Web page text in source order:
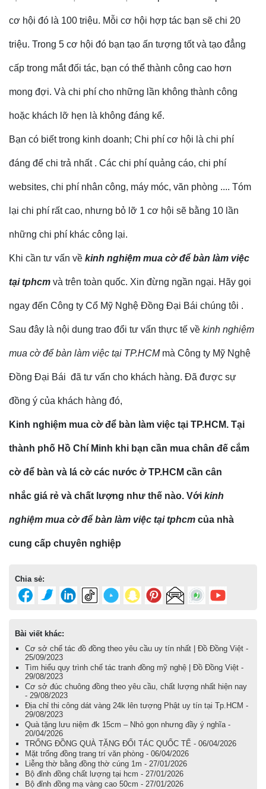
cơ hội đó là 100 triệu. Mỗi cơ hội hợp tác bạn sẽ chi 20
triệu. Trong 5 cơ hội đó bạn tạo ấn tượng tốt và tạo đẳng
cấp trong mắt đối tác, bạn có thể thành công cao hơn
mong đợi. Và chi phí cho những lần không thành công
hoặc khách lỡ hẹn là không đáng kể.
Bạn có biết trong kinh doanh; Chi phí cơ hội là chi phí
đáng để chi trả nhất . Các chi phí quảng cáo, chi phí
websites, chi phí nhân công, máy móc, văn phòng .... Tóm
lại chi phí rất cao, nhưng bỏ lỡ 1 cơ hội sẽ bằng 10 lần
những chi phí khác công lại.
Khi cần tư vấn về kinh nghiệm mua cờ để bàn làm việc
tại tphcm và trên toàn quốc. Xin đừng ngần ngại. Hãy gọi
ngay đến Công ty Cổ Mỹ Nghệ Đồng Đại Bái chúng tôi .
Sau đây là nội dung trao đổi tư vấn thực tế về kinh nghiệm
mua cờ để bàn làm việc tại TP.HCMmà Công ty Mỹ Nghệ
Đồng Đại Bái đã tư vấn cho khách hàng. Đã được sự
đồng ý của khách hàng đó,
Kinh nghiệm mua cờ để bàn làm việc tại TP.HCM. Tại
thành phố Hồ Chí Minh khi bạn cần mua chân đế cắm
cờ để bàn và lá cờ các nước ở TP.HCM cần cân
nhắc giá rẻ và chất lượng như thế nào. Với kinh
nghiệm mua cờ để bàn làm việc tại tphcm của nhà
cung cấp chuyên nghiệp
Chia sẻ:
Bài viết khác:
Cơ sở chế tác đồ đồng theo yêu cầu uy tín nhất | Đồ Đồng Việt -
25/09/2023
Tìm hiểu quy trình chế tác tranh đồng mỹ nghệ | Đồ Đồng Việt -
29/08/2023
Cơ sở đúc chuông đồng theo yêu cầu, chất lượng nhất hiện nay
- 29/08/2023
Địa chỉ thi công dát vàng 24k lên tượng Phật uy tín tại Tp.HCM -
29/08/2023
Quà tặng lưu niệm đk 15cm – Nhỏ gọn nhưng đầy ý nghĩa -
20/04/2026
TRỐNG ĐỒNG QUÀ TẶNG ĐỐI TÁC QUỐC TẾ - 06/04/2026
Mặt trống đồng trang trí văn phòng - 06/04/2026
Liễng thờ bằng đồng thờ cúng 1m - 27/01/2026
Bộ đỉnh đồng chất lượng tại hcm - 27/01/2026
Bộ đỉnh đồng mạ vàng cao 50cm - 27/01/2026